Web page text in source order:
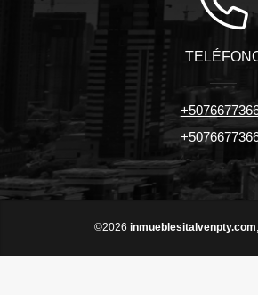
©2026 inmueblesitalvenpty.com